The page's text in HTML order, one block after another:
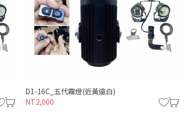
D1-16C_五代霧燈(近黃遠白)
NT.2,000